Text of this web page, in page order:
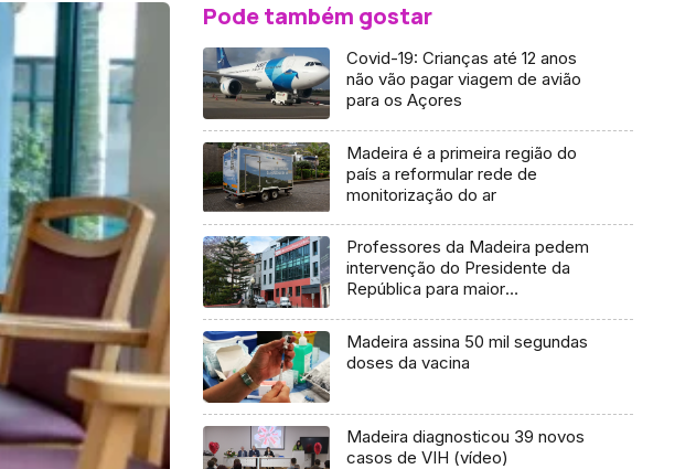
Pode também gostar
Covid-19: Crianças até 12 anos
não vão pagar viagem de avião
para os Açores
Madeira é a primeira região do
país a reformular rede de
monitorização do ar
Professores da Madeira pedem
intervenção do Presidente da
República para maior
Madeira assina 50 mil segundas
doses da vacina
Madeira diagnosticou 39 novos
casos de VIH (vídeo)